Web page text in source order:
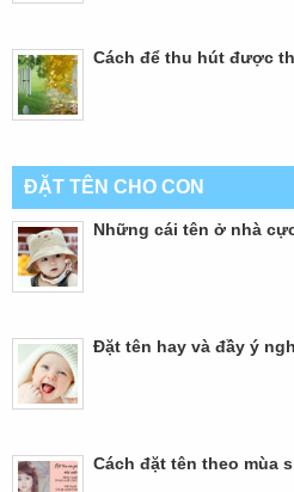
Cách để thu hút được
ĐẶT TÊN CHO CON
Những cái tên ở nhà
Đặt tên hay và đầy ý
Cách đặt tên theo mùa